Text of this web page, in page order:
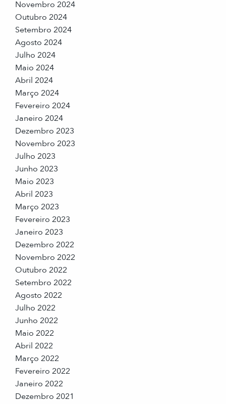
Novembro 2024
Outubro 2024
Setembro 2024
Agosto 2024
Julho 2024
Maio 2024
Abril 2024
Março 2024
Fevereiro 2024
Janeiro 2024
Dezembro 2023
Novembro 2023
Julho 2023
Junho 2023
Maio 2023
Abril 2023
Março 2023
Fevereiro 2023
Janeiro 2023
Dezembro 2022
Novembro 2022
Outubro 2022
Setembro 2022
Agosto 2022
Julho 2022
Junho 2022
Maio 2022
Abril 2022
Março 2022
Fevereiro 2022
Janeiro 2022
Dezembro 2021